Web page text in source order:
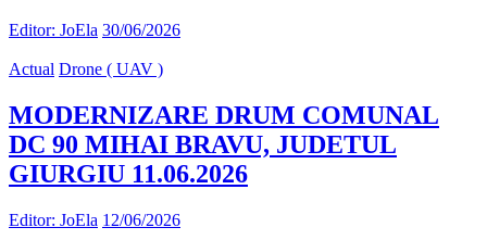
Editor: JoEla 30/06/2026
Actual Drone ( UAV )
MODERNIZARE DRUM COMUNAL
DC 90 MIHAI BRAVU, JUDETUL
GIURGIU 11.06.2026
Editor: JoEla 12/06/2026